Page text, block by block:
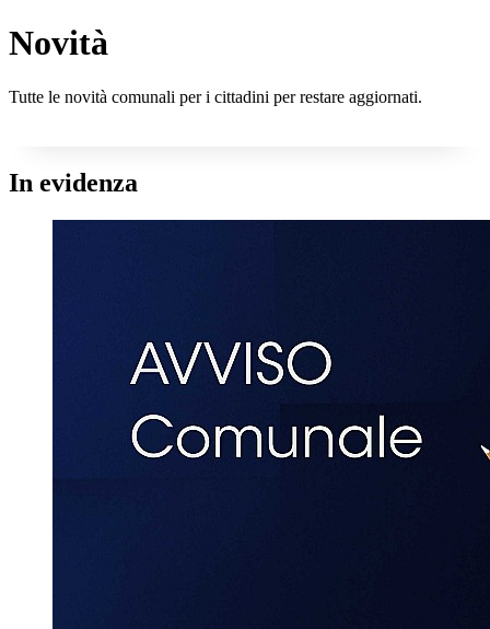
Novità
Tutte le novità comunali per i cittadini per restare aggiornati.
In evidenza